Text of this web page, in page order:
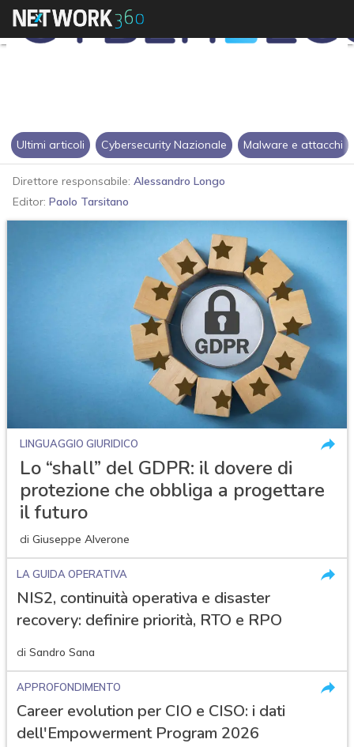
Ultimi articoli Cybersecurity Nazionale Malware e attacchi
Direttore responsabile: Alessandro Longo
Editor: Paolo Tarsitano
LINGUAGGIO GIURIDICO
Lo “shall” del GDPR: il dovere di
protezione che obbliga a progettare
il futuro
di Giuseppe Alverone
LA GUIDA OPERATIVA
NIS2, continuità operativa e disaster
recovery: definire priorità, RTO e RPO
di Sandro Sana
APPROFONDIMENTO
Career evolution per CIO e CISO: i dati
dell'Empowerment Program 2026